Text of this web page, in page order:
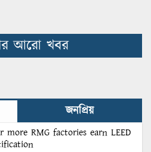
আরো খবর
জনপ্রিয়
more RMG factories earn LEED